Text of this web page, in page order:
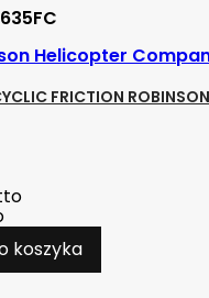
Helicopter
FRICTION
koszyka